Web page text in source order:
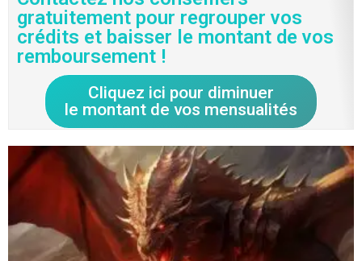
gratuitement pour regrouper vos
crédits et baisser le montant de vos
remboursement !
Cliquez ici pour diminuer
le montant de vos mensualités